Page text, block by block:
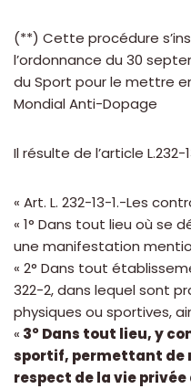
(**) Cette procédure
l’ordonnance du 30
du Sport pour le mettre
Mondial Anti-Dopage
Il résulte de l’article L.232-
« Art. L. 232-13-1.-Les
« 1° Dans tout lieu où se
une manifestation
« 2° Dans tout
322-2, dans lequel sont
physiques ou sportives,
« 3° Dans tout lieu, y
sportif, permettant de
respect de la vie